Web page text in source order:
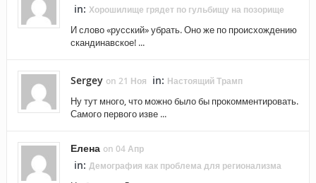
in: Хорошилище грядет по гульбищу на позорище
И слово «русский» убрать. Оно же по происхождению
скандинавское! ...
Sergey on 21 Ноя in: Настоящий Трамп
Ну тут много, что можно было бы прокомментировать.
Самого первого изве ...
Елена on 04 Апр
in: Демография как проблема для регионализма